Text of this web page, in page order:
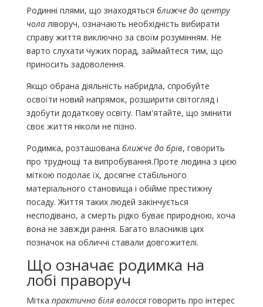
Родинні плями, що знаходяться ближче до центру
чолаліворуч, означають необхідність вибирати
справу життя виключно за своїм розумінням. Не
варто слухати чужих порад, займайтеся тим, що
приносить задоволення.
Якщо обрана діяльність набридла, спробуйте
освоїти новий напрямок, розширити світогляд і
здобути додаткову освіту. Пам'ятайте, що змінити
своє життя ніколи не пізно.
Родимка, розташована ближче до брів, говорить
про труднощі та випробування.Проте людина з цією
міткою подолає їх, досягне стабільного
матеріального становища і обійме престижну
посаду. Життя таких людей закінчується
несподівано, а смерть рідко буває природною, хоча
вона не завжди рання. Багато власників цих
позначок на обличчі ставали довгожителі.
Що означає родимка на
лобі праворуч
Мітка практично біля волоссяговорить про інтерес